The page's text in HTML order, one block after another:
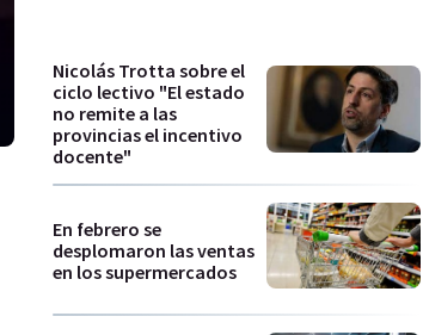
Nicolás Trotta sobre el
ciclo lectivo "El estado
no remite a las
provincias el incentivo
docente"
En febrero se
desplomaron las ventas
en los supermercados